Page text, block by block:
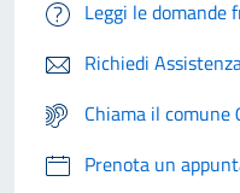
Leggi le domande
Richiedi
Chiama il
Prenota un